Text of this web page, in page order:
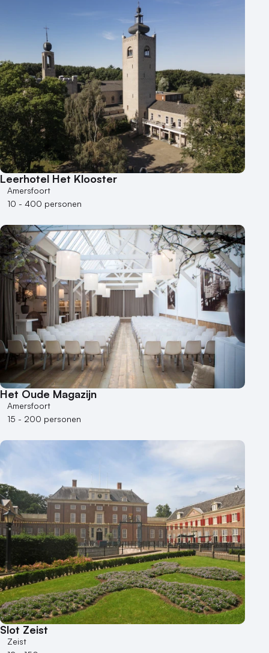
Leerhotel Het Klooster
Amersfoort
10 - 400 personen
Het Oude Magazijn
Amersfoort
15 - 200 personen
Slot Zeist
Zeist